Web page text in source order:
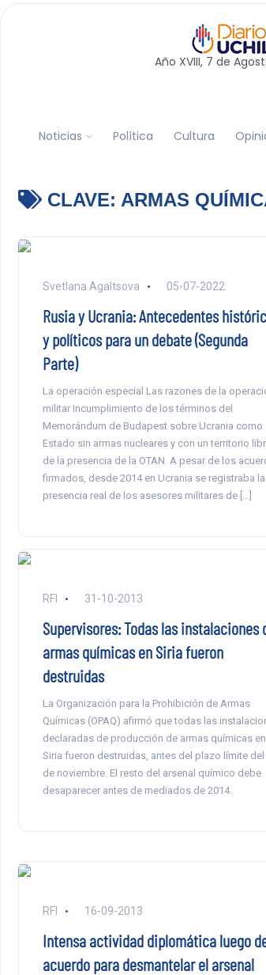
Año XVIII, 7 de
Noticias Política Cultura
CLAVE: ARMAS
Svetlana Agaltsova 05-07-2022
Rusia y Ucrania: Antecedentes
y políticos para un debate (Segunda
Parte)
La operación especial Las razones de la
militar Incumplimiento de los términos del
Memorándum de Budapest sobre Ucrania como
Estado sin armas nucleares y con un territorio
de la presencia de la OTAN. A pesar de los
firmados, desde 2014 en Ucrania se registraba la
presencia real de los asesores militares de […]
RFI 31-10-2013
Supervisores: Todas las instalaciones
armas químicas en Siria fueron
destruidas
La Organización para la Prohibición de Armas
Químicas (OPAQ) afirmó que todas las
declaradas de producción de armas químicas en
Siria fueron destruidas, antes del plazo límite del
de noviembre. El resto del arsenal químico debe
desaparecer antes de mediados de 2014.
RFI 16-09-2013
Intensa actividad diplomática luego
acuerdo para desmantelar el arsenal